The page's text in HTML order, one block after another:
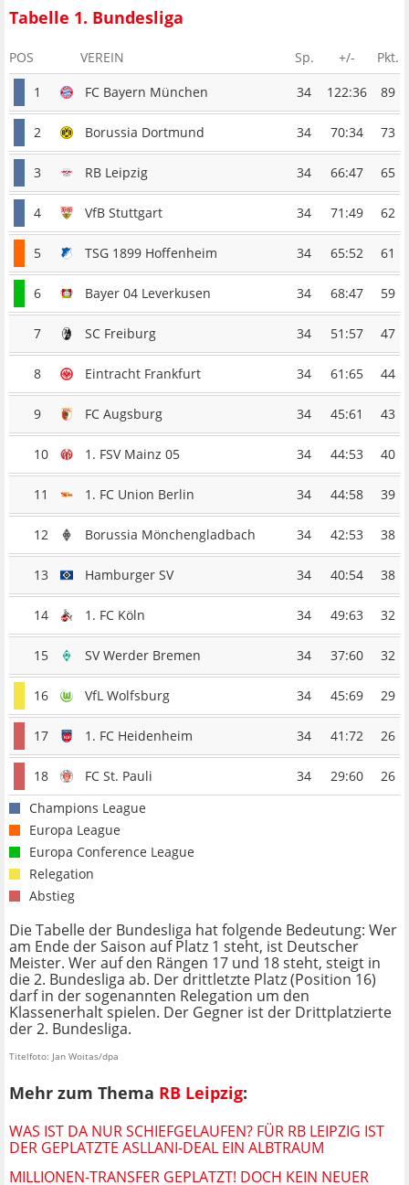
Tabelle 1. Bundesliga
POS VEREIN Sp. +/-
Pkt.
1
FC Bayern München 34 122:36 89
2 Borussia Dortmund 34 70:34 73
3 RB Leipzig 34 66:47 65
4 VfB Stuttgart 34 71:49 62
5 TSG 1899 Hoffenheim 34 65:52 61
6 Bayer 04 Leverkusen 34 68:47 59
7 SC Freiburg 34 51:57 47
8 Eintracht Frankfurt 34 61:65 44
9 FC Augsburg 34 45:61 43
10 1. FSV Mainz 05 34 44:53 40
11 1. FC Union Berlin 34 44:58 39
12 Borussia Mönchengladbach 34 42:53 38
13 Hamburger SV 34 40:54 38
14 1. FC Köln 34 49:63 32
15 SV Werder Bremen 34 37:60 32
16 VfL Wolfsburg 34 45:69 29
17 1. FC Heidenheim 34 41:72 26
18 FC St. Pauli 34 29:60
26
Champions League
Europa League
Europa Conference League
Relegation
Abstieg
Die Tabelle der Bundesliga hat folgende Bedeutung: Wer
am Ende der Saison auf Platz 1 steht, ist Deutscher
Meister. Wer auf den Rängen 17 und 18 steht, steigt in
die 2. Bundesliga ab. Der drittletzte Platz (Position 16)
darf in der sogenannten Relegation um den
Klassenerhalt spielen. Der Gegner ist der Drittplatzierte
der 2. Bundesliga.
Titelfoto: Jan Woitas/dpa
Mehr zum Thema RB Leipzig:
WAS IST DA NUR SCHIEFGELAUFEN? FÜR RB LEIPZIG IST
DER GEPLATZTE ASLLANI-DEAL EIN ALBTRAUM
MILLIONEN-TRANSFER GEPLATZT! DOCH KEIN NEUER